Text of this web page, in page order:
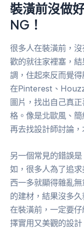
裝潢前沒做
NG！
很多人在裝潢前，
歡的就往家裡塞，
調，住起來反而覺
在Pinterest、
圖片，找出自己真
格。像是北歐風、
再去找設計師討論，
另一個常見的錯誤
如，很多人為了追
西一多就顯得雜亂
的建材，結果沒多
在裝潢前，一定要
擇實用又美觀的設